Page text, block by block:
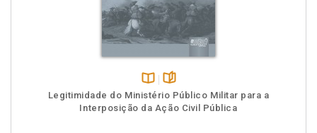
Disponível
na
páginas
Legitimidade do Ministério Público Militar para a
Interposição da Ação Civil Pública